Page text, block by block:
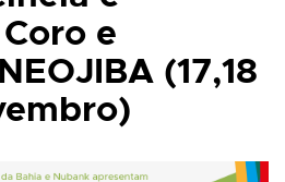
e
(17,18